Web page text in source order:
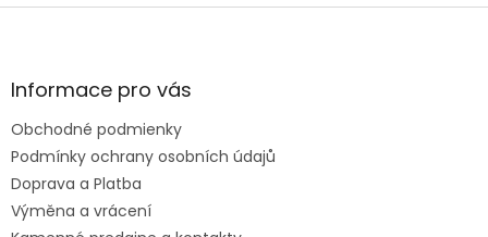
Z
ä
e
Informace pro vás
Obchodné podmienky
Podmínky ochrany osobních údajů
Doprava a Platba
Výměna a vrácení